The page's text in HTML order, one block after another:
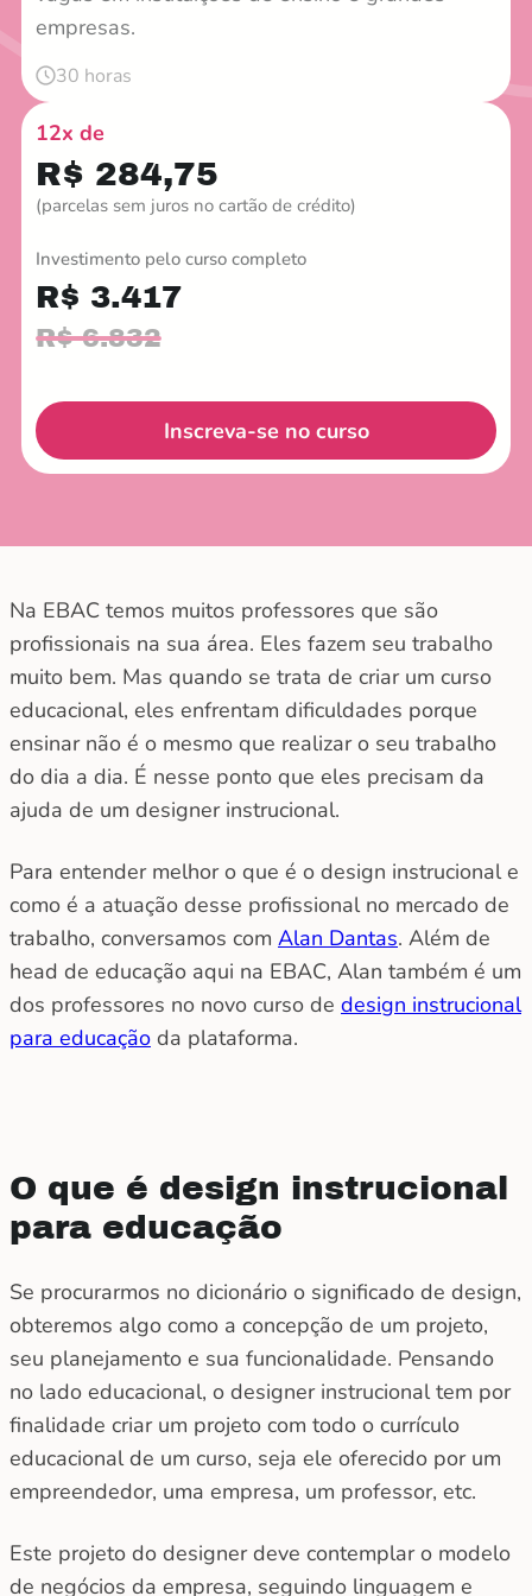
empresas.
30 horas
12x de
R$ 284,75
(parcelas sem juros no cartão de crédito)
Investimento pelo curso completo
R$ 3.417
R$ 6.832
Inscreva-se no curso
Na EBAC temos muitos professores que são
profissionais na sua área. Eles fazem seu trabalho
muito bem. Mas quando se trata de criar um curso
educacional, eles enfrentam dificuldades porque
ensinar não é o mesmo que realizar o seu trabalho
do dia a dia. É nesse ponto que eles precisam da
ajuda de um designer instrucional.
Para entender melhor o que é o design instrucional e
como é a atuação desse profissional no mercado de
trabalho, conversamos com Alan Dantas. Além de
head de educação aqui na EBAC, Alan também é um
dos professores no novo curso de design instrucional
para educação da plataforma.
O que é design instrucional
para educação
Se procurarmos no dicionário o significado de design,
obteremos algo como a concepção de um projeto,
seu planejamento e sua funcionalidade. Pensando
no lado educacional, o designer instrucional tem por
finalidade criar um projeto com todo o currículo
educacional de um curso, seja ele oferecido por um
empreendedor, uma empresa, um professor, etc.
Este projeto do designer deve contemplar o modelo
de negócios da empresa, seguindo linguagem e